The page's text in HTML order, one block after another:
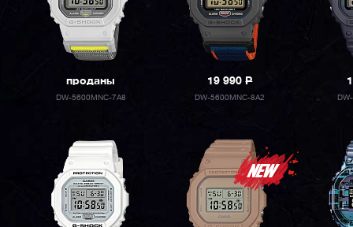
проданы
DW-5600MNC-7A8
19 990P
DW-5600MNC-8A2